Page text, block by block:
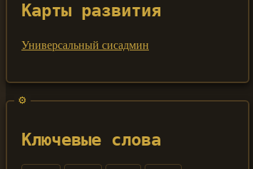
Карты развития
Универсальный сисадмин
Ключевые слова